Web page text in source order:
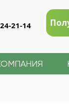
21-14